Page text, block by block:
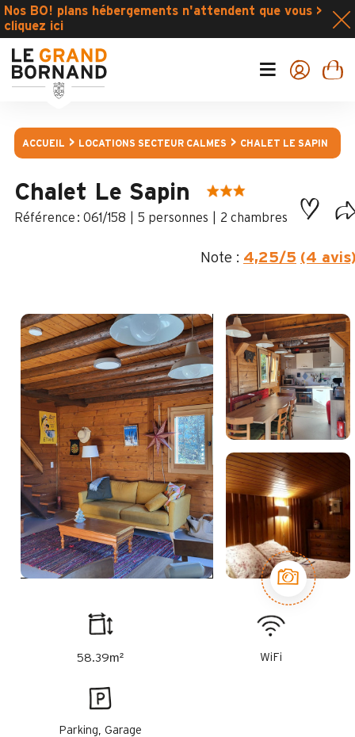
Nos BO! plans hébergements n'attendent que vous >
cliquez ici
ACCUEIL LOCATIONS SECTEUR CALMES CHALET LE SAPIN
Chalet Le Sapin
: 061/158 5 personnes 2 chambres
Note : 4,25/5 (4
58.39m² WiFi
Parking, Garage